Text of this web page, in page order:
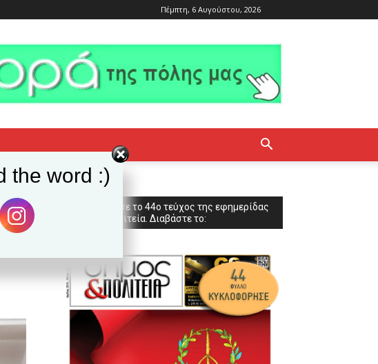
Πέμπτη, 6 Αυγούστου, 2026
Κυκλοφόρησε το 44ο τεύχος της εφημερίδας
Δήμος & Πολιτεία. Διαβάστε το:
the word :)